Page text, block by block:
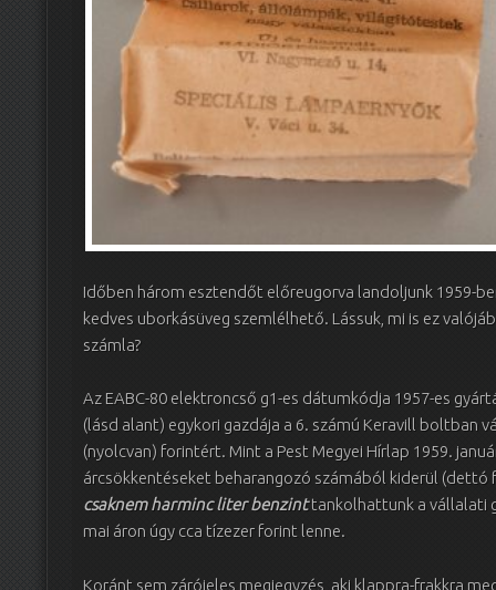
Időben három esztendőt előreugorva landoljunk 1959-
kedves uborkásüveg szemlélhető. Lássuk, mi is ez
számla?
Az EABC-80 elektroncső g1-es dátumkódja 1957-es
(lásd alant) egykori gazdája a 6. számú Keravill boltban
(nyolcvan) forintért. Mint a Pest Megyei Hírlap 1959.
árcsökkentéseket beharangozó számából kiderül
csaknem harminc liter benzinttankolhattunk a vállalati
mai áron úgy cca tízezer forint lenne.
Koránt sem zárójeles megjegyzés, aki klappra-frakkra